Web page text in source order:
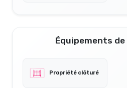
Équipements
Propriété clôturé